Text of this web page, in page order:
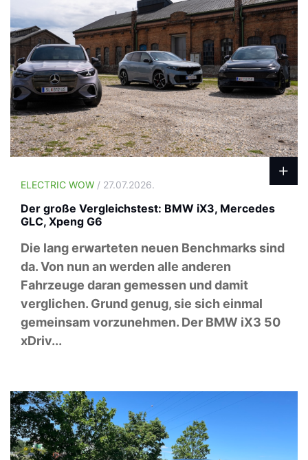
ELECTRIC WOW / 27.07.2026.
Der große Vergleichstest: BMW iX3, Mercedes
GLC, Xpeng G6
Die lang erwarteten neuen Benchmarks sind
da. Von nun an werden alle anderen
Fahrzeuge daran gemessen und damit
verglichen. Grund genug, sie sich einmal
gemeinsam vorzunehmen. Der BMW iX3 50
xDriv...